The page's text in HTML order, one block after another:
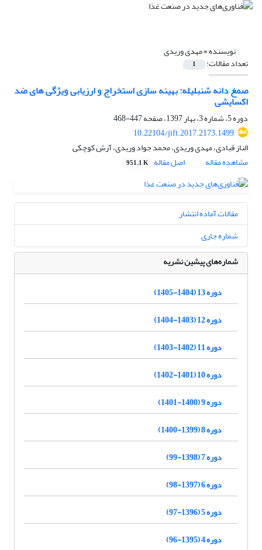
نویسنده =مهدی وریدی
تعداد مقالات: 1
صمغ دانه شنبلیله: بهینه سازی استخراج و ارزیابی ویژگی های ضد
اکسایشی
دوره 5، شماره 3، بهار 1397، صفحه
447-468
10.22104/jift.2017.2173.1499
الناز قبادی، مهدی وریدی، محمد جواد وریدی، آرش کوچکی
مشاهده مقاله
اصل مقاله 951.1 K
مقالات آماده انتشار
شماره جاری
شماره‌های پیشین نشریه
دوره 13 (1404-1405)
دوره 12 (1403-1404)
دوره 11 (1402-1403)
دوره 10 (1401-1402)
دوره 9 (1400-1401)
دوره 8 (1399-1400)
دوره 7 (1398-99)
دوره 6 (1397-98)
دوره 5 (1396-97)
دوره 4 (1395-96)